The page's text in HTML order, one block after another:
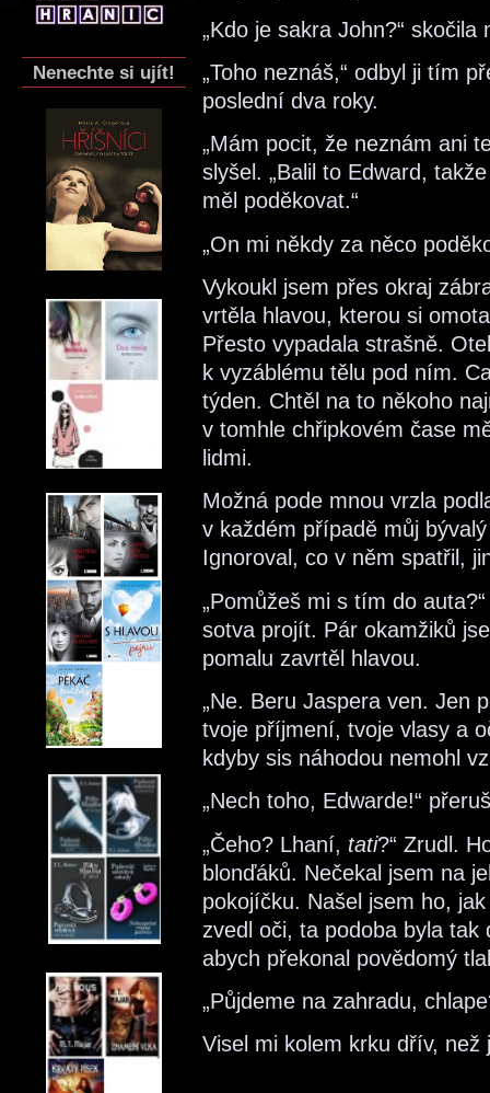
Nenechte si ujít!
„Kdo je sakra John?“
„Toho neznáš,“ odbyl ji tím
poslední dva roky.
„Mám pocit, že neznám ani
slyšel. „Balil to Edward,
měl poděkovat.“
„On mi někdy za něco
Vykoukl jsem přes okraj
vrtěla hlavou, kterou si
Přesto vypadala strašně.
k vyzáblému tělu pod ním.
týden. Chtěl na to někoho
v tomhle chřipkovém čase
lidmi.
Možná pode mnou vrzla
v každém případě můj
Ignoroval, co v něm spatřil,
„Pomůžeš mi s tím do
sotva projít. Pár okamžiků
pomalu zavrtěl hlavou.
„Ne. Beru Jaspera ven. Jen
tvoje příjmení, tvoje vlasy a
kdyby sis náhodou nemohl
„Nech toho, Edwarde!“
„Čeho? Lhaní, tati?“ Zrudl.
blonďáků. Nečekal jsem na
pokojíčku. Našel jsem ho,
zvedl oči, ta podoba byla
abych překonal povědomý
„Půjdeme na zahradu,
Visel mi kolem krku dřív,